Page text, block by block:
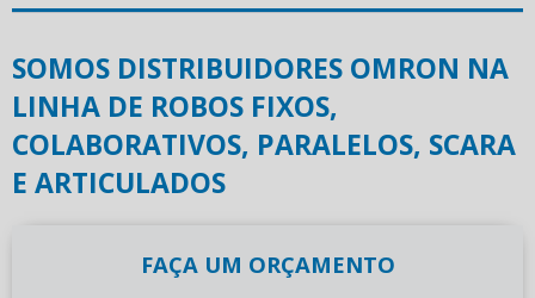
SOMOS DISTRIBUIDORES OMRON NA
LINHA DE ROBOS FIXOS,
COLABORATIVOS, PARALELOS, SCARA
E ARTICULADOS
FAÇA UM ORÇAMENTO